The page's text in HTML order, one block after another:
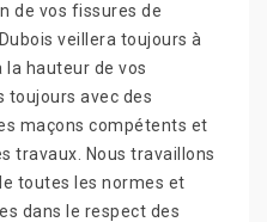
de vos fissures de
veillera toujours à
hauteur de vos
toujours avec des
maçons compétents et
travaux. Nous travaillons
toutes les normes et
dans le respect des